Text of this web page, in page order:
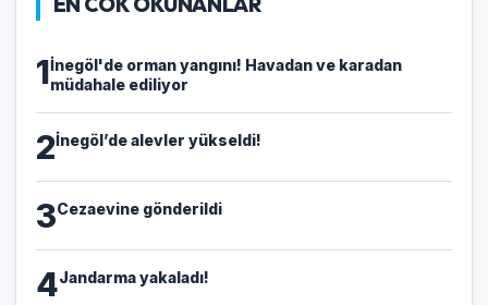
1İnegöl'de orman yangını! Havadan ve karadan
müdahale ediliyor
2İnegöl’de alevler yükseldi!
3Cezaevine gönderildi
4Jandarma yakaladı!